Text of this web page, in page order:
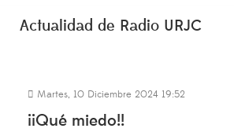
Actualidad de Radio URJC
Martes, 10 Diciembre 2024 19:52
¡¡Qué miedo!!